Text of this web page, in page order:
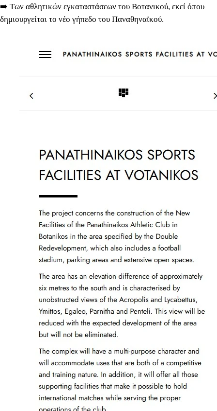
➡️ Των αθλητικών εγκαταστάσεων του Βοτανικού, εκεί όπου
δημιουργείται το νέο γήπεδο του Παναθηναϊκού.